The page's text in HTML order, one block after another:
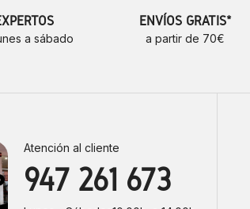
a sábado
ENVÍOS GRATIS*
a partir de 70€
Atención al cliente
947 261 673